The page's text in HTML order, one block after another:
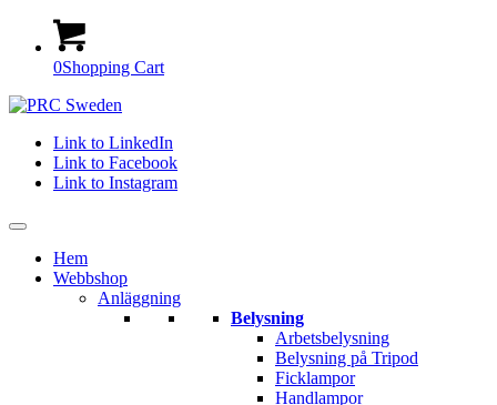
0Shopping Cart
Link to LinkedIn
Link to Facebook
Link to Instagram
Hem
Webbshop
Anläggning
Belysning
Arbetsbelysning
Belysning på Tripod
Ficklampor
Handlampor